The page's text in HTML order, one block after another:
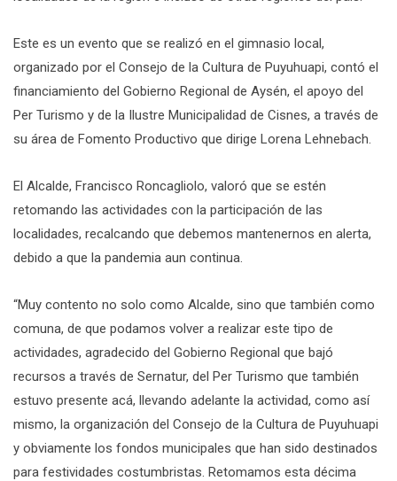
Este es un evento que se realizó en el gimnasio local,
organizado por el Consejo de la Cultura de Puyuhuapi, contó el
financiamiento del Gobierno Regional de Aysén, el apoyo del
Per Turismo y de la Ilustre Municipalidad de Cisnes, a través de
su área de Fomento Productivo que dirige Lorena Lehnebach.
El Alcalde, Francisco Roncagliolo, valoró que se estén
retomando las actividades con la participación de las
localidades, recalcando que debemos mantenernos en alerta,
debido a que la pandemia aun continua.
“Muy contento no solo como Alcalde, sino que también como
comuna, de que podamos volver a realizar este tipo de
actividades, agradecido del Gobierno Regional que bajó
recursos a través de Sernatur, del Per Turismo que también
estuvo presente acá, llevando adelante la actividad, como así
mismo, la organización del Consejo de la Cultura de Puyuhuapi
y obviamente los fondos municipales que han sido destinados
para festividades costumbristas. Retomamos esta décima